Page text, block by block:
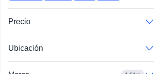
Busca por marca
Busca por versión
Busca por año
Precio
Ubicación